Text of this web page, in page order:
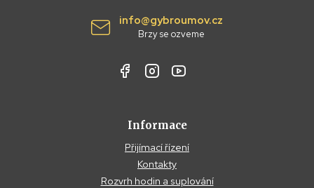
info@gybroumov.cz
Brzy se ozveme
Informace
Přijímací řízení
Kontakty
Rozvrh hodin a suplování